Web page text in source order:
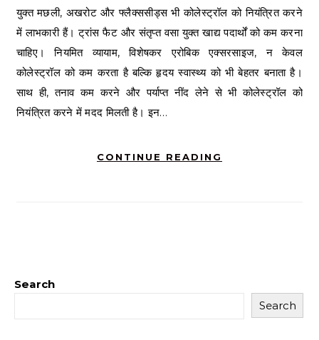
युक्त मछली, अखरोट और फ्लैक्ससीड्स भी कोलेस्ट्रॉल को नियंत्रित करने
में लाभकारी हैं। ट्रांस फैट और संतृप्त वसा युक्त खाद्य पदार्थों को कम करना
चाहिए। नियमित व्यायाम, विशेषकर एरोबिक एक्सरसाइज, न केवल
कोलेस्ट्रॉल को कम करता है बल्कि हृदय स्वास्थ्य को भी बेहतर बनाता है।
साथ ही, तनाव कम करने और पर्याप्त नींद लेने से भी कोलेस्ट्रॉल को
नियंत्रित करने में मदद मिलती है। इन…
CONTINUE READING
Search
Search